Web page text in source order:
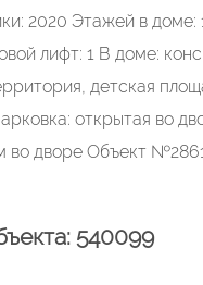
2020 Этажей в
лифт: 1 В доме:
детская
открытая во
во дворе Объект
540099